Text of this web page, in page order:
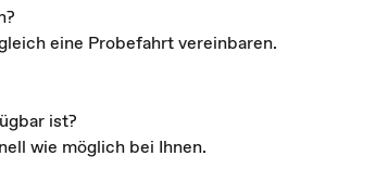
eine Probefahrt vereinbaren.
ist?
wie möglich bei Ihnen.